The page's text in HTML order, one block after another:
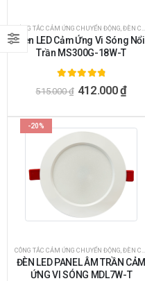
CÔNG TẮC CẢM ỨNG CHUYỂN ĐỘNG ĐÈN CẢM ỨNG
Đèn LED Cảm Ứng Vi Sóng Nổi
Trần MS300G-18W-T
ngoài 5
515.000₫ 412.000₫
-20%
CÔNG TẮC CẢM ỨNG CHUYỂN ĐỘNG ĐÈN CẢM ỨNG ỐP TRẦN
ĐÈN LED PANEL ÂM TRẦN CẢM
ỨNG VI SÓNG MDL7W-T